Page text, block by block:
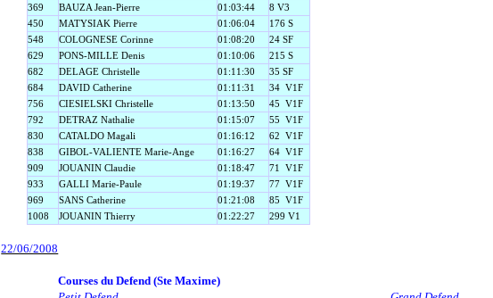
369
BAUZA Jean-Pierre 01:03:44
8 V3
450
MATYSIAK Pierre 01:06:04
176 S
548
COLOGNESE Corinne 01:08:20
24 SF
629
PONS-MILLE Denis 01:10:06
215 S
682
DELAGE Christelle 01:11:30
35 SF
684
DAVID Catherine 01:11:31 34 V1F
756
CIESIELSKI Christelle 01:13:50 45
V1F
792
DETRAZ Nathalie 01:15:07 55
V1F
830
CATALDO Magali 01:16:12 62
V1F
838
GIBOL-VALIENTE Marie-Ange 01:16:27 64 V1F
909
JOUANIN Claudie 01:18:47 71
V1F
933
GALLI Marie-Paule 01:19:37 77 V1F
969
SANS Catherine 01:21:08 85
V1F
1008
JOUANIN Thierry 01:22:27 299 V1
22/06/2008
Courses du Defend (Ste Maxime)